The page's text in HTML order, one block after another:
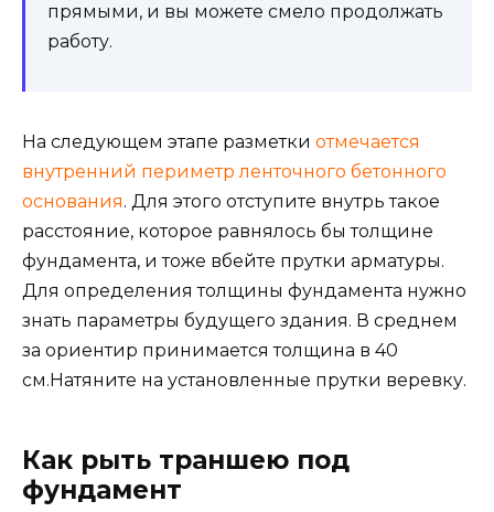
прямыми, и вы можете смело продолжать
работу.
На следующем этапе разметки отмечается
внутренний периметр ленточного бетонного
основания. Для этого отступите внутрь такое
расстояние, которое равнялось бы толщине
фундамента, и тоже вбейте прутки арматуры.
Для определения толщины фундамента нужно
знать параметры будущего здания. В среднем
за ориентир принимается толщина в 40
см.Натяните на установленные прутки веревку.
Как рыть траншею под
фундамент